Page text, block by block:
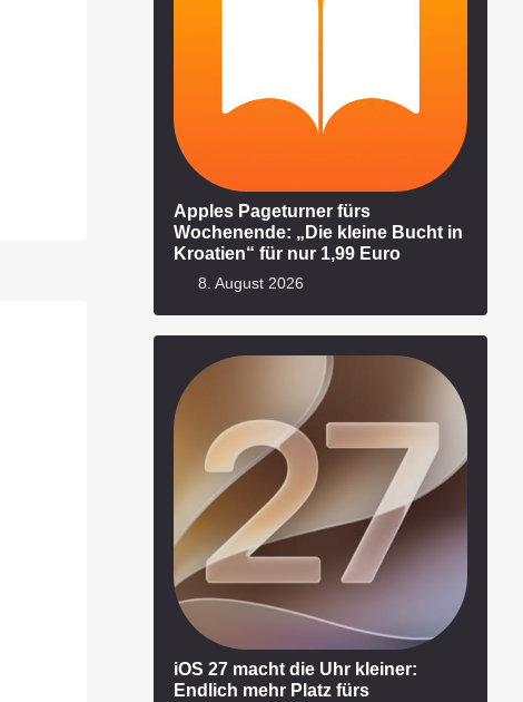
Apples Pageturner fürs
Wochenende: „Die kleine Bucht in
Kroatien“ für nur 1,99 Euro
8. August 2026
iOS 27 macht die Uhr kleiner:
Endlich mehr Platz fürs